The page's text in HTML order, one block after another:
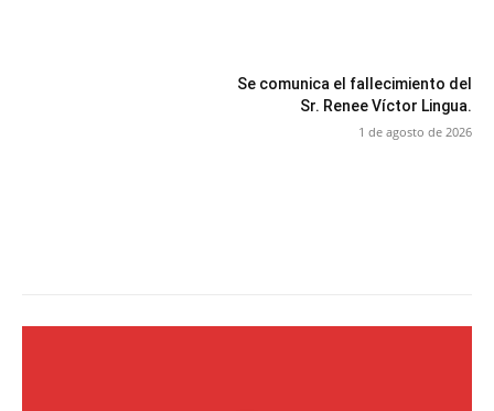
Se comunica el fallecimiento del
Sr. Renee Víctor Lingua.
1 de agosto de 2026